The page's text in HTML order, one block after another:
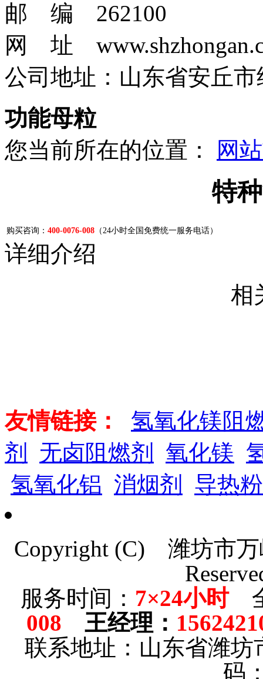
邮 编 262100
网 址
公司地址：山东省安丘
功能母粒
您当前所在的位置：
网
特
购买咨询： 400-0076-008 （24小时全国免费统一服务电话）
详细介绍
相
友情链接：
氢氧化镁阻
剂
无卤阻燃剂 氧化镁
氢氧化铝 消烟剂 导热粉
Copyright (C) 潍坊市
服务时间： 7×24小时全
008 王经理 ：
联系地址：山东省潍
码